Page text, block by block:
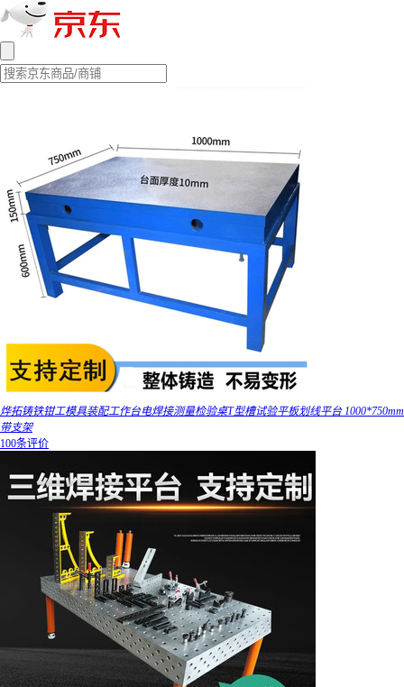
烨拓铸铁钳工模具装配工作台电焊接测量检验桌T型槽试验平板划线平台 1000*750mm
带支架
100条评价